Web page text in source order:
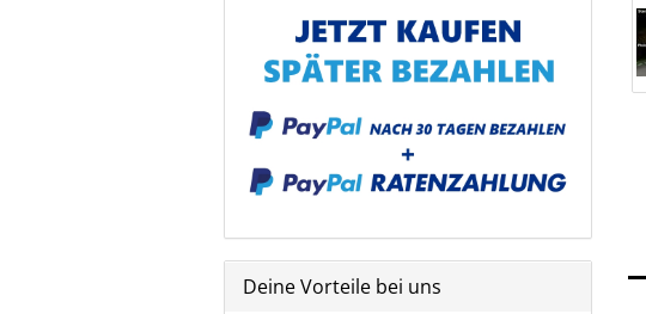
Deine Vorteile bei uns